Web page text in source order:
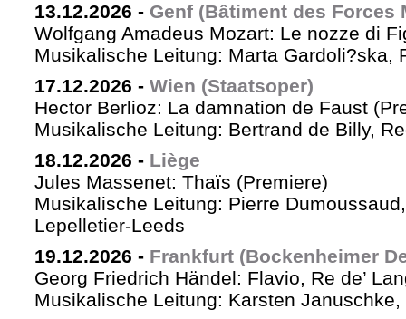
13.12.2026 - Genf (Bâtiment des Forces
Wolfgang Amadeus Mozart: Le nozze di
Musikalische Leitung: Marta Gardoli?ska,
17.12.2026 - Wien (Staatsoper)
Hector Berlioz: La damnation de Faust
Musikalische Leitung: Bertrand de Billy,
18.12.2026 - Liège
Jules Massenet: Thaïs (Premiere)
Musikalische Leitung: Pierre
Lepelletier-Leeds
19.12.2026 - Frankfurt (Bockenheimer
Georg Friedrich Händel: Flavio, Re de’
Musikalische Leitung: Karsten